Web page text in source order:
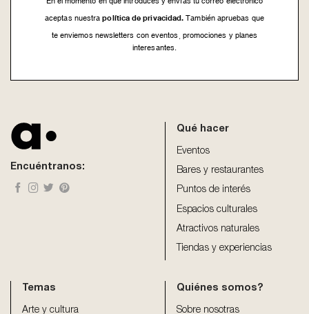
aceptas nuestra política de privacidad. También apruebas que
te enviemos newsletters con eventos, promociones y planes
interesantes.
left
Encuéntranos:
Qué hacer
Eventos
Bares y restaurantes
Puntos de interés
Espacios culturales
Atractivos naturales
Tiendas y experiencias
Temas
Arte y cultura
Quiénes somos?
Sobre nosotras